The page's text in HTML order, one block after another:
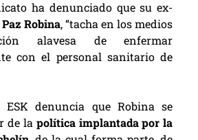
ha denunciado que su ex-
Robina, “tacha en los medios
alavesa de enfermar
con el personal sanitario de
denuncia que Robina se
de la política implantada por la